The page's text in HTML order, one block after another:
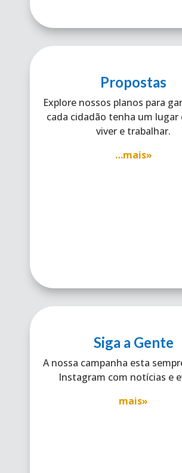
Propostas
Explore nossos planos para
cada cidadão tenha um lugar
viver e trabalhar.
…mais»
Siga a Gente
A nossa campanha esta
Instagram com notícias e
mais»